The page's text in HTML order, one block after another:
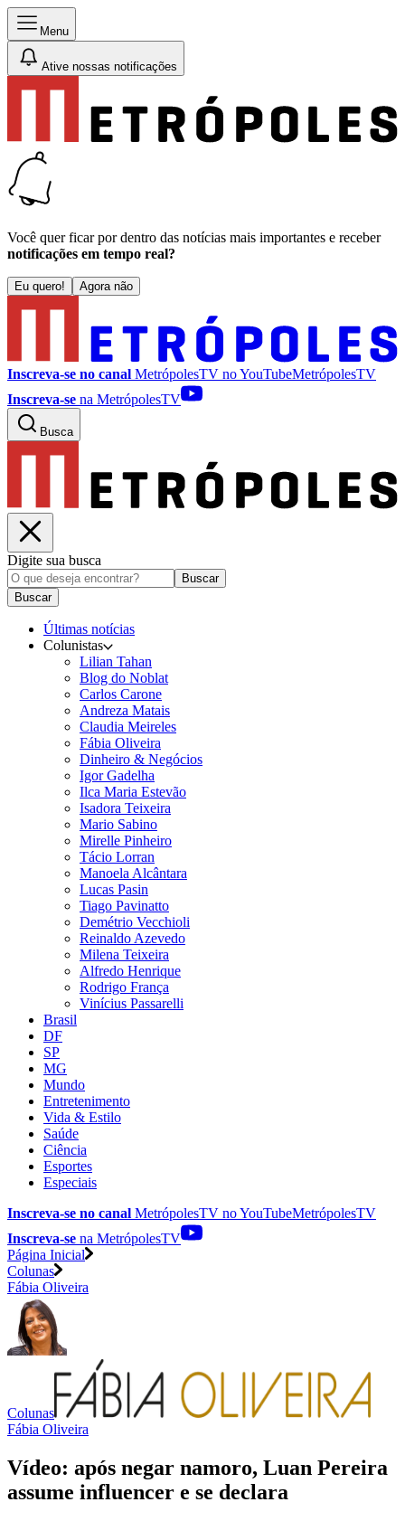
Menu
Ative nossas notificações
Você quer ficar por dentro das notícias mais importantes e receber
notificações em tempo real?
Eu quero! Agora não
Inscreva-se no canal MetrópolesTV noYouTubeMetrópolesTV
Inscreva-se na MetrópolesTV
Busca
Digite sua busca
Buscar
Buscar
Últimas notícias
Colunistas
Lilian Tahan
Blog do Noblat
Carlos Carone
Andreza Matais
Claudia Meireles
Fábia Oliveira
Dinheiro & Negócios
Igor Gadelha
Ilca Maria Estevão
Isadora Teixeira
Mario Sabino
Mirelle Pinheiro
Tácio Lorran
Manoela Alcântara
Lucas Pasin
Tiago Pavinatto
Demétrio Vecchioli
Reinaldo Azevedo
Milena Teixeira
Alfredo Henrique
Rodrigo França
Vinícius Passarelli
Brasil
DF
SP
MG
Mundo
Entretenimento
Vida & Estilo
Saúde
Ciência
Esportes
Especiais
Inscreva-se no canal MetrópolesTV noYouTubeMetrópolesTV
Inscreva-se na MetrópolesTV
Página Inicial
Colunas
Fábia Oliveira
Colunas
Fábia Oliveira
Vídeo: após negar namoro, Luan Pereira
assume influencer e se declara